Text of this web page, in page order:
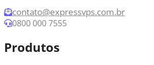
contato@expressvps.com.br
0800 000 7555
Produtos